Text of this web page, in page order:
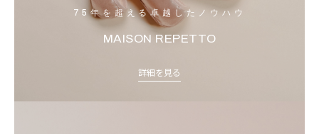
75年を超える卓越したノウハウ
MAISON REPETTO
詳細を見る